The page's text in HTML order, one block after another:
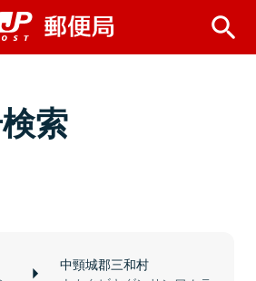
索
中頸城郡三和村